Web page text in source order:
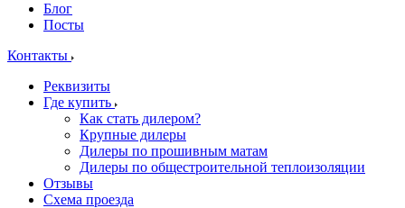
Блог
Посты
Контакты
Реквизиты
Где купить
Как стать дилером?
Крупные дилеры
Дилеры по прошивным матам
Дилеры по общестроительной теплоизоляции
Отзывы
Схема проезда